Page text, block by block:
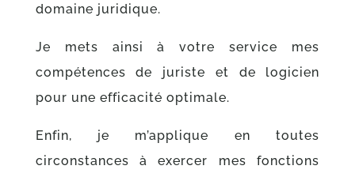
domaine juridique.
Je mets ainsi à votre service mes
compétences de juriste et de logicien
pour une efficacité optimale.
Enfin, je m’applique en toutes
circonstances à exercer mes fonctions